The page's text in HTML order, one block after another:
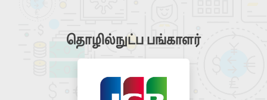
தொழில்நுட்ப பங்காளர்